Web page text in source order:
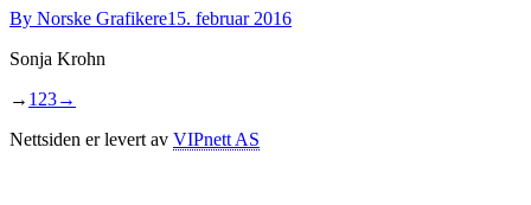
By Norske Grafikere15. februar 2016
Sonja Krohn
→ 1 23→
Nettsiden er levert av VIPnett AS